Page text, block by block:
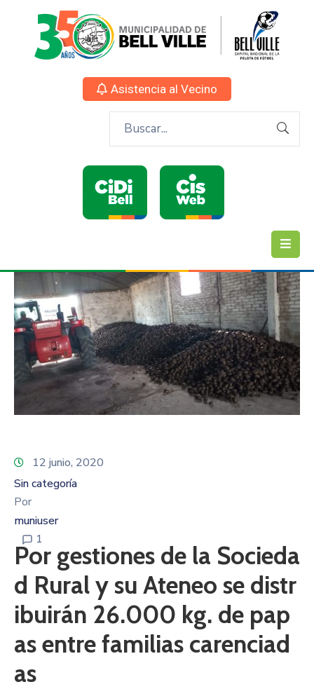
Asistencia al Vecino
12 junio, 2020
Sin categoría
Por
muniuser
1
Por gestiones de la Socieda
d Rural y su Ateneo se distr
ibuirán 26.000 kg. de pap
as entre familias carenciad
as